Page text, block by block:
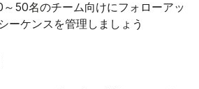
～50名のチーム向けにフォローアッ
ーケンスを管理しましょう